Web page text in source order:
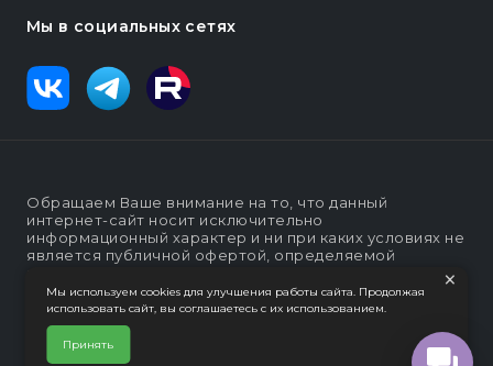
Мы в социальных сетях
Обращаем Ваше внимание на то, что данный
интернет-сайт носит исключительно
информационный характер и ни при каких условиях не
является публичной офертой, определяемой
положениями статьи п. 2 ст. 437 Гражданского кодекса
Российской Федерации
Политика конфеденциальности
Интернет-магазин "Lapsi".
×
Мы используем cookies для улучшения работы сайта. Продолжая
использовать сайт, вы соглашаетесь с их использованием.
Принять